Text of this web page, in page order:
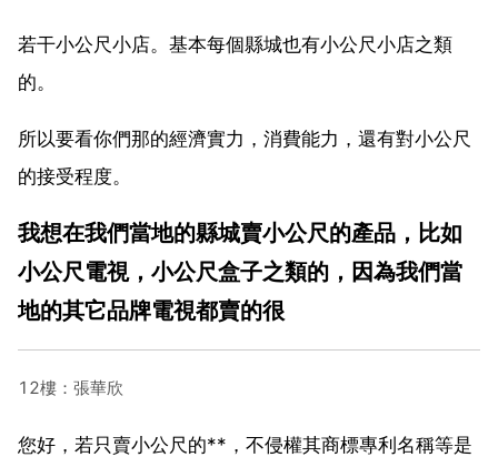
若干小公尺小店。基本每個縣城也有小公尺小店之類
的。
所以要看你們那的經濟實力，消費能力，還有對小公尺
的接受程度。
我想在我們當地的縣城賣小公尺的產品，比如
小公尺電視，小公尺盒子之類的，因為我們當
地的其它品牌電視都賣的很
12樓：張華欣
您好，若只賣小公尺的**，不侵權其商標專利名稱等是